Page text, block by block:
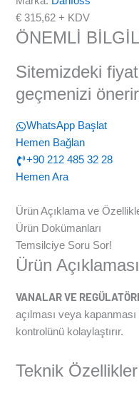
€ 315,62 + KDV
ÖNEMLİ
Sitemizdeki
geçmenizi
WhatsApp Başlat
Hemen Bağlan
+90 212 485 32 28
Hemen Ara
Ürün Açıklama ve
Ürün Dokümanları
Temsilciye Soru Sor!
Ürün Açıklaması
VANALAR VE
açılması veya
kontrolünü kolaylaştırır.
Teknik Özellikler